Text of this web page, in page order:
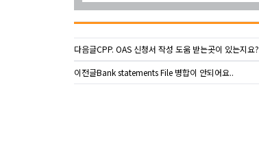
다음글CPP. OAS 신청서 작성 도움 받는곳이 있는지요?
이전글Bank statements File 병합이 안되어요..